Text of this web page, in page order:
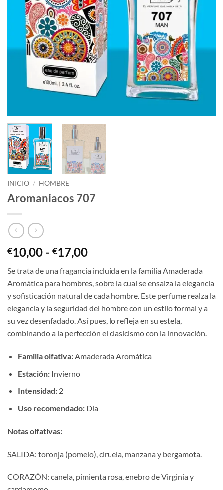
INICIO / HOMBRE
Aromaniacos 707
€10,00 - €17,00Rango
precios:
desde
€10,00
hasta
€17,00
Se trata de una fragancia incluida en la familia Amaderada
Aromática para hombres, sobre la cual se ensalza la elegancia
y sofisticación natural de cada hombre. Este perfume realza la
elegancia y la seguridad del hombre con un estilo formal y a
su vez desenfadado. Así pues, lo refleja en su estela,
combinando a la perfección el clasicismo con la innovación.
Familia olfativa:Amaderada Aromática
Estación:Invierno
Intensidad:2
Uso recomendado:Día
Notas olfativas:
SALIDA: toronja (pomelo), ciruela, manzana y bergamota.
CORAZÓN: canela, pimienta rosa, enebro de Virginia y